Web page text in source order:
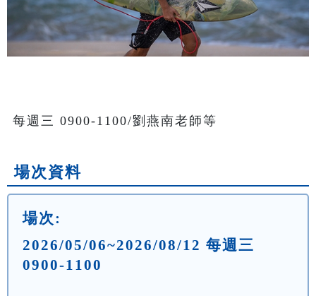
每週三 0900-1100/劉燕南老師等
場次資料
場次:
2026/05/06~2026/08/12 每週三
0900-1100